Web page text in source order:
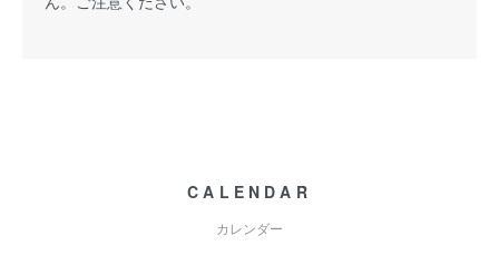
CALENDAR
カレンダー